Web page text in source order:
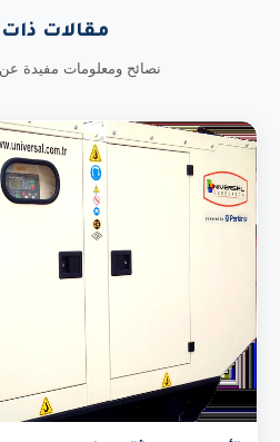
مقالات
نصائح ومعلومات مفيدة عن